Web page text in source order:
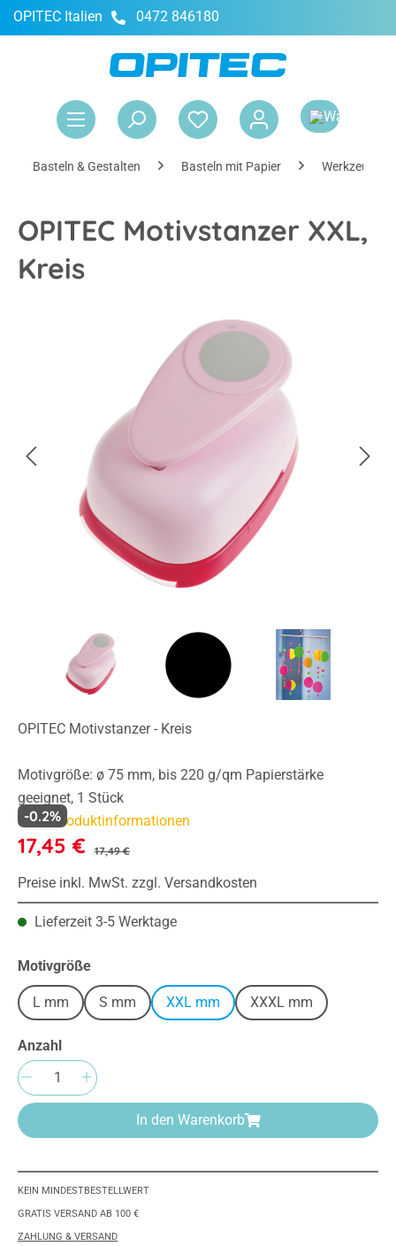
springen
OPITEC Italien 0472 846180
Basteln & Gestalten Basteln mit Papier Werkzeuge
OPITEC Motivstanzer XXL,
Kreis
OPITEC Motivstanzer - Kreis
Motivgröße: ø 75 mm, bis 220 g/qm Papierstärke
geeignet, 1 Stück
Mehr Produktinformationen
17,45 € 17,49 €
-0.2%
Preise inkl. MwSt. zzgl. Versandkosten
Lieferzeit 3-5 Werktage
Motivgrößeauswählen
L mm S mm XXL mm XXXL mm
Anzahl
Produkt Anzahl: Gib den gewünschten
In den Warenkorb
KEIN MINDESTBESTELLWERT
GRATIS VERSAND AB 100 €
ZAHLUNG & VERSAND